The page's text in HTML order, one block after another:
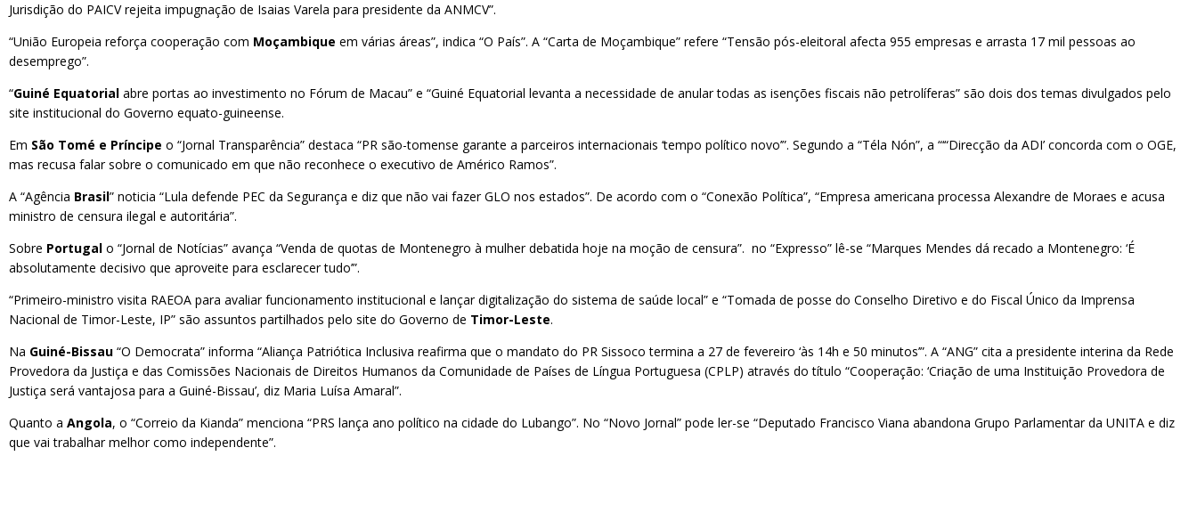
Jurisdição do PAICV rejeita impugnação de Isaias Varela para presidente da ANMCV”.
“União Europeia reforça cooperação com Moçambique em várias áreas”, indica “O País”. A “Carta de Moçambique” refere “Tensão pós-eleitoral afecta 955 empresas e arrasta 17 mil pessoas ao
desemprego”.
“Guiné Equatorial abre portas ao investimento no Fórum de Macau” e “Guiné Equatorial levanta a necessidade de anular todas as isenções fiscais não petrolíferas” são dois dos temas divulgados pelo
site institucional do Governo equato-guineense.
Em São Tomé e Príncipe o “Jornal Transparência” destaca “PR são-tomense garante a parceiros internacionais ‘tempo político novo’”. Segundo a “Téla Nón”, a “‘“Direcção da ADI’ concorda com o OGE,
mas recusa falar sobre o comunicado em que não reconhece o executivo de Américo Ramos”.
A “Agência Brasil” noticia “Lula defende PEC da Segurança e diz que não vai fazer GLO nos estados”. De acordo com o “Conexão Política”, “Empresa americana processa Alexandre de Moraes e acusa
ministro de censura ilegal e autoritária”.
Sobre Portugal o “Jornal de Notícias” avança “Venda de quotas de Montenegro à mulher debatida hoje na moção de censura”. no “Expresso” lê-se “Marques Mendes dá recado a Montenegro: ‘É
absolutamente decisivo que aproveite para esclarecer tudo’”.
“Primeiro-ministro visita RAEOA para avaliar funcionamento institucional e lançar digitalização do sistema de saúde local” e “Tomada de posse do Conselho Diretivo e do Fiscal Único da Imprensa
Nacional de Timor-Leste, IP” são assuntos partilhados pelo site do Governo de Timor-Leste.
Na Guiné-Bissau “O Democrata” informa “Aliança Patriótica Inclusiva reafirma que o mandato do PR Sissoco termina a 27 de fevereiro ‘às 14h e 50 minutos’”. A “ANG” cita a presidente interina da Rede
Provedora da Justiça e das Comissões Nacionais de Direitos Humanos da Comunidade de Países de Língua Portuguesa (CPLP) através do título “Cooperação: ‘Criação de uma Instituição Provedora de
Justiça será vantajosa para a Guiné-Bissau’, diz Maria Luísa Amaral”.
Quanto a Angola, o “Correio da Kianda” menciona “PRS lança ano político na cidade do Lubango”. No “Novo Jornal” pode ler-se “Deputado Francisco Viana abandona Grupo Parlamentar da UNITA e diz
que vai trabalhar melhor como independente”.